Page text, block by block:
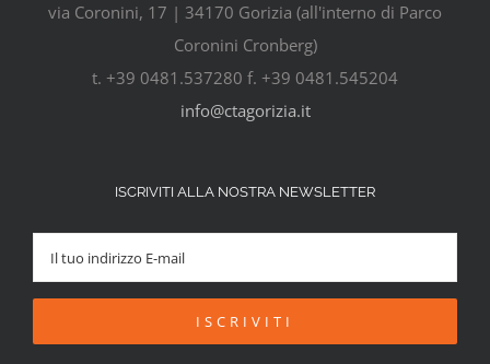
via Coronini, 17 | 34170 Gorizia (all'interno di Parco
Coronini Cronberg)
t. +39 0481.537280 f. +39 0481.545204
info@ctagorizia.it
ISCRIVITI ALLA NOSTRA NEWSLETTER